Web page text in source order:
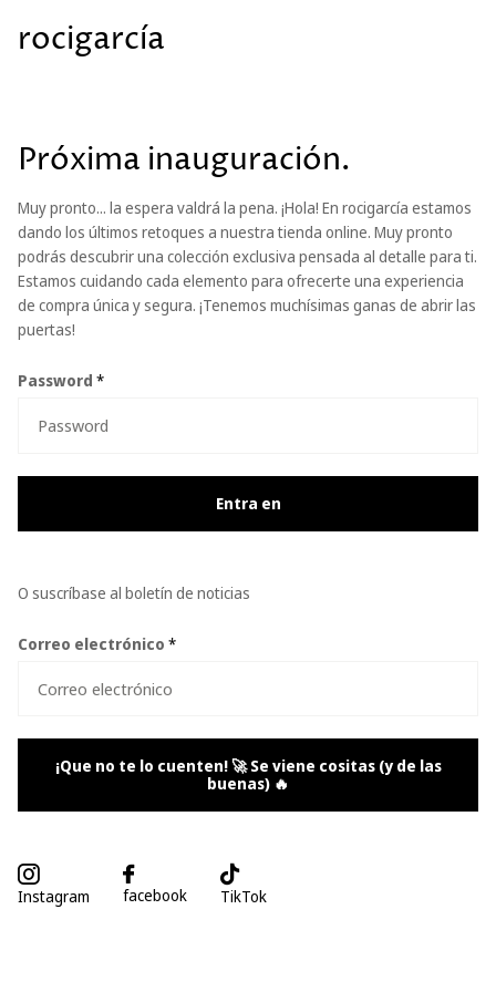
rocigarcía
Próxima inauguración.
Muy pronto... la espera valdrá la pena. ¡Hola! En rocigarcía estamos
dando los últimos retoques a nuestra tienda online. Muy pronto
podrás descubrir una colección exclusiva pensada al detalle para ti.
Estamos cuidando cada elemento para ofrecerte una experiencia
de compra única y segura. ¡Tenemos muchísimas ganas de abrir las
puertas!
Password *
Entra en
O suscríbase al boletín de noticias
Correo electrónico *
¡Que no te lo cuenten! 🚀 Se viene cositas (y de las
buenas) 🔥
Instagram facebook TikTok